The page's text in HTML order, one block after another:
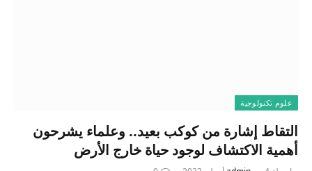
علوم تكنولوجية
التقاط إشارة من كوكب بعيد.. وعلماء يشرحون
أهمية الاكتشاف لوجود حياة خارج الأرض